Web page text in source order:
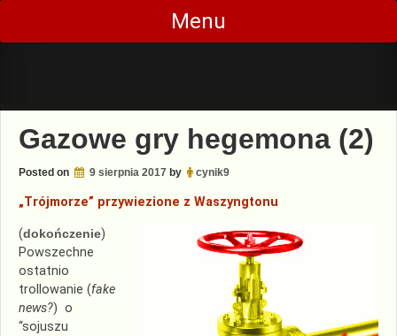
Skip
content
Menu
Gazowe gry hegemona (2)
Posted on 9 sierpnia 2017 by cynik9
„Trójmorze” przywiezione z Waszyngtonu
(dokończenie)
Powszechne
ostatnio
trollowanie (fake
news?) o
“sojuszu